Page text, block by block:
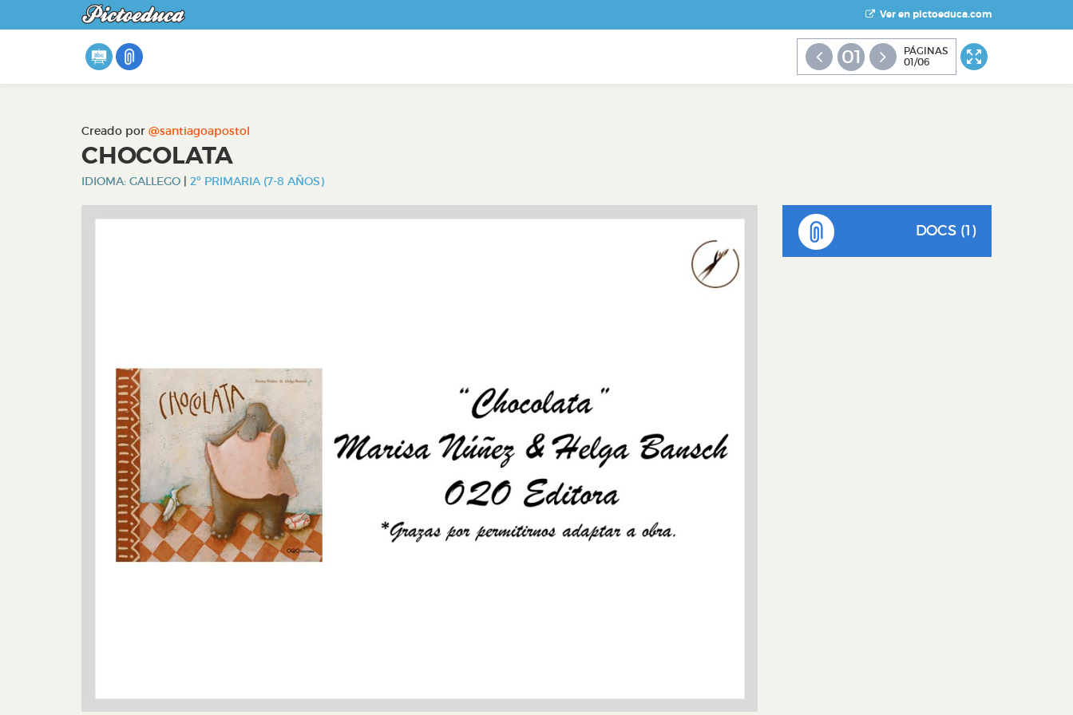
Ver en pictoeduca.com
01
PÁGINAS
01/06
Creado por @santiagoapostol
CHOCOLATA
IDIOMA: GALLEGO | 2º PRIMARIA (7-8 AÑOS)
DOCS (1)